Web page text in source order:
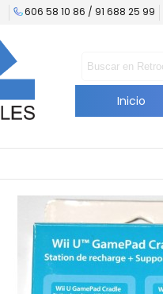
606 58 10 86 / 91 688 25 99
Inicio